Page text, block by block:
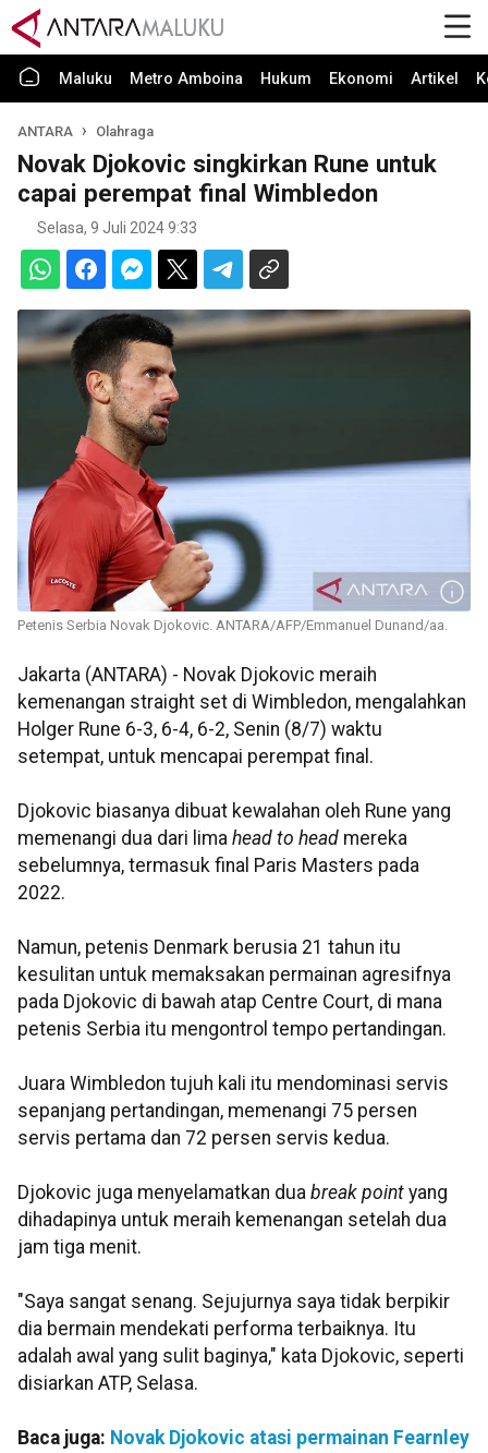
Maluku Metro Amboina Hukum Ekonomi Artikel
ANTARA Olahraga
Novak Djokovic singkirkan Rune untuk
capai perempat final Wimbledon
Selasa, 9 Juli 2024 9:33
Petenis Serbia Novak Djokovic. ANTARA/AFP/Emmanuel Dunand/aa.
Jakarta (ANTARA) - Novak Djokovic meraih
kemenangan straight set di Wimbledon, mengalahkan
Holger Rune 6-3, 6-4, 6-2, Senin (8/7) waktu
setempat, untuk mencapai perempat final.
Djokovic biasanya dibuat kewalahan oleh Rune yang
memenangi dua dari lima head to head mereka
sebelumnya, termasuk final Paris Masters pada
2022.
Namun, petenis Denmark berusia 21 tahun itu
kesulitan untuk memaksakan permainan agresifnya
pada Djokovic di bawah atap Centre Court, di mana
petenis Serbia itu mengontrol tempo pertandingan.
Juara Wimbledon tujuh kali itu mendominasi servis
sepanjang pertandingan, memenangi 75 persen
servis pertama dan 72 persen servis kedua.
Djokovic juga menyelamatkan dua break point yang
dihadapinya untuk meraih kemenangan setelah dua
jam tiga menit.
"Saya sangat senang. Sejujurnya saya tidak berpikir
dia bermain mendekati performa terbaiknya. Itu
adalah awal yang sulit baginya," kata Djokovic, seperti
disiarkan ATP, Selasa.
Baca juga: Novak Djokovic atasi permainan Fearnley